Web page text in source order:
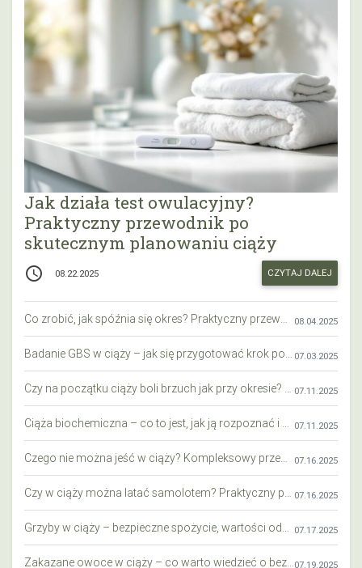
Jak działa test owulacyjny?
Praktyczny przewodnik po
skutecznym planowaniu ciąży
access_time 08.22.2025 CZYTAJ DALEJ
Co zrobić, jak spóźnia się okres? Praktyczny przewodnik krok po kroku 08.04.2025
Badanie GBS w ciąży – jak się przygotować krok po kroku? 07.03.2025
Czy na początku ciąży boli brzuch jak przy okresie? Wyjaśniamy objawy i różnice 07.11.2025
Ciąża biochemiczna – co to jest, jak ją rozpoznać i co warto wiedzieć? 07.11.2025
Czego nie można jeść w ciąży? Kompleksowy przewodnik dla przyszłych mam 07.16.2025
Czy w ciąży można latać samolotem? Praktyczny przewodnik dla przyszłych mam 07.16.2025
Grzyby w ciąży – bezpieczne spożycie, wartości odżywcze i zagrożenia 07.17.2025
Zakazane owoce w ciąży – co warto wiedzieć o bezpieczeństwie diety przyszłej mamy?07.19.2025